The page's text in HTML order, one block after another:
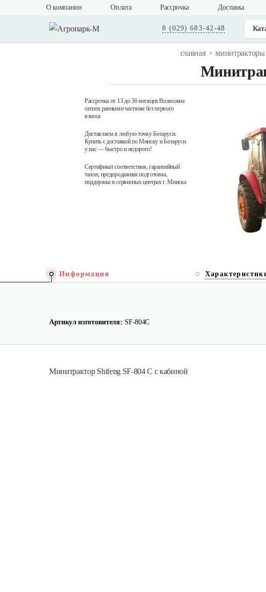
О компании Оплата Рассрочка Доставка
8 (029) 683-42-48
главная минитракторы
Рассрочка от 13 до 36 месяцев Возможна
оплата равными частями без первого
взноса
Доставляем в любую точку Беларуси.
Купить с доставкой по Минску и Беларуси
у нас — быстро и недорого!
Сертификат соответствия, гарантийный
талон, предпродажная подготовка,
поддержка в сервисных центрах г. Минска
Информация
Артикул изготовителя: SF-804С
Минитрактор Shifeng SF-804 С с кабиной